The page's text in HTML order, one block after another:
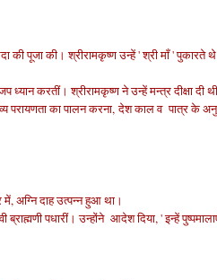
की पूजा की। श्रीरामकृष्ण उन्हें ' श्री माँ ' पुकारते
करतीं। श्रीरामकृष्ण ने उन्हें मन्त्र दीक्षा
परायणता का पालन करना,देश काल व पात्र के
अग्नि दाह उत्पन्न हुआ था।
ब्राह्मणी पधारीं। उन्होंने आदेश दिया, ' इन्हें